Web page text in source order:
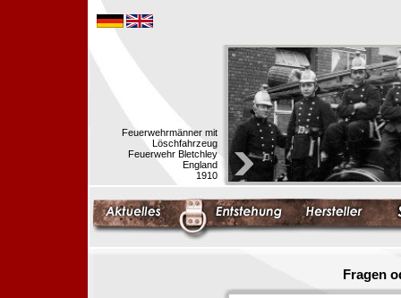
Feuerwehrmänner mit
Löschfahrzeug
Feuerwehr Bletchley
England
1910
Fragen